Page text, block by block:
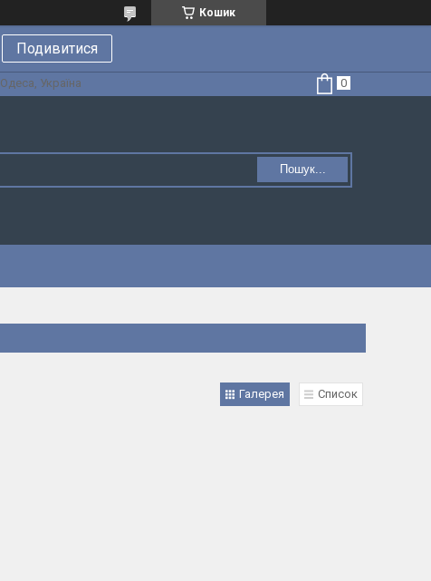
Кошик
Подивитися
Одеса, Україна
Пошук...
Галерея Список